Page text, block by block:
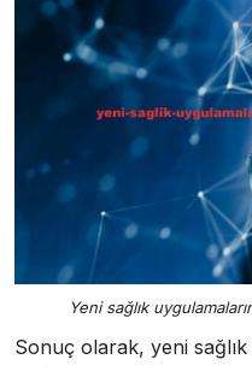
Yeni sağlık
Sonuç olarak, yeni sağlık